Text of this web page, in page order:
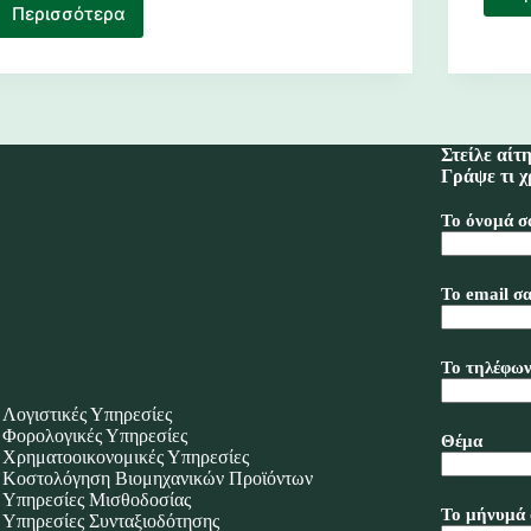
Περισσότερα
Ψηφιακό
Η
Λογιστικές Υπηρεσίες
Φορολογικές Υπηρεσίες
Χρηματοοικονομικές Υπηρεσίες
Κοστολόγηση Βιομηχανικών Προϊόντων
Υπηρεσίες Μισθοδοσίας
Υπηρεσίες Συνταξιοδότησης
Στείλε
Γράψε τι
Το όνομά
Το email
Το
Θέμα
Το μήνυμά